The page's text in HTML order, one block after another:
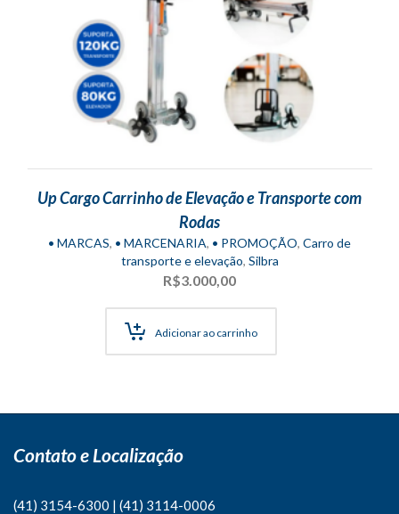
Up Cargo Carrinho de Elevação e Transporte com
Rodas
• MARCAS, • MARCENARIA, • PROMOÇÃO, Carro de
transporte e elevação, Silbra
R$3.000,00
Adicionar ao carrinho
Contato e Localização
(41) 3154-6300 | (41) 3114-0006